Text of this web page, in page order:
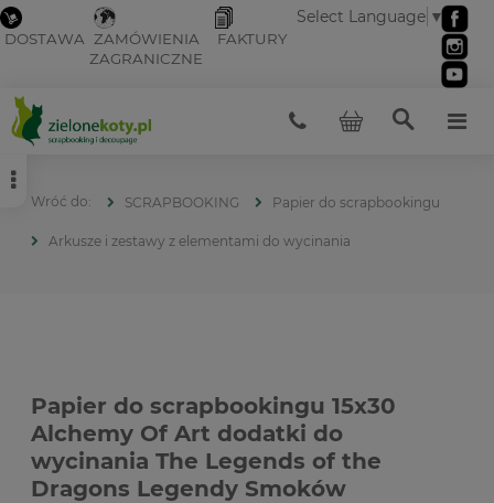
DOSTAWA ZAMÓWIENIA
ZAGRANICZNE
FAKTURY
Select Language ▼
SCRAPBOOKING Papier do scrapbookingu
Arkusze i zestawy z elementami do wycinania
Papier do scrapbookingu 15x30
Alchemy Of Art dodatki do
wycinania The Legends of the
Dragons Legendy Smoków